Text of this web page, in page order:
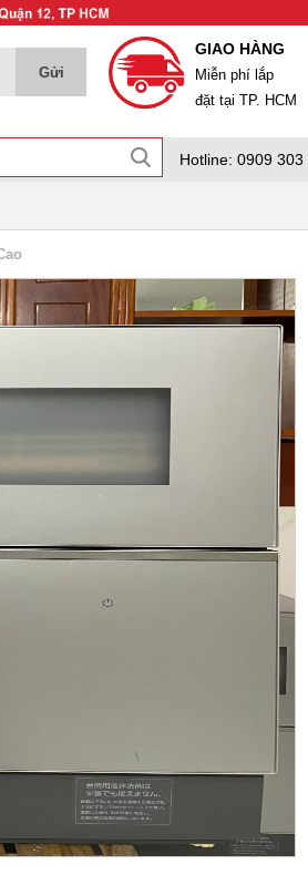
GIAO HÀNG
Miễn phí lắp
đặt tại TP. HCM
Hotline: 0909